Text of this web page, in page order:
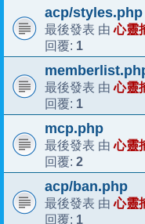
acp/styles.php
最後發表 由心靈
回覆: 1
最後發表 由心靈
回覆: 1
mcp.php
最後發表 由心靈
回覆: 2
acp/ban.php
最後發表 由心靈
回覆: 1